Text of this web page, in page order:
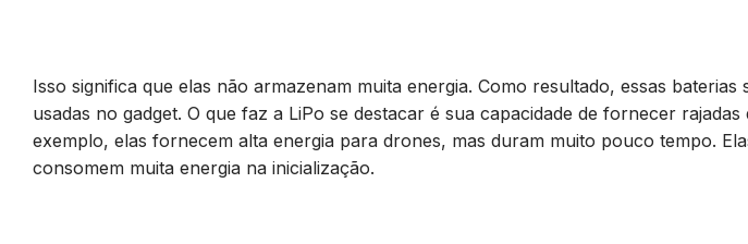
Isso significa que elas não armazenam muita energia. Como resultado, essas
usadas no gadget. O que faz a LiPo se destacar é sua capacidade de fornecer
exemplo, elas fornecem alta energia para drones, mas duram muito pouco tempo.
consomem muita energia na inicialização.